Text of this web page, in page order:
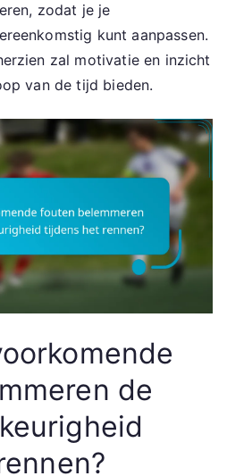
zodat je je
kunt aanpassen.
zal motivatie en inzicht
van de tijd bieden.
de